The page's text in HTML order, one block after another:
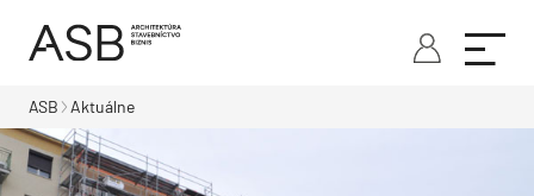
ASB Aktuálne